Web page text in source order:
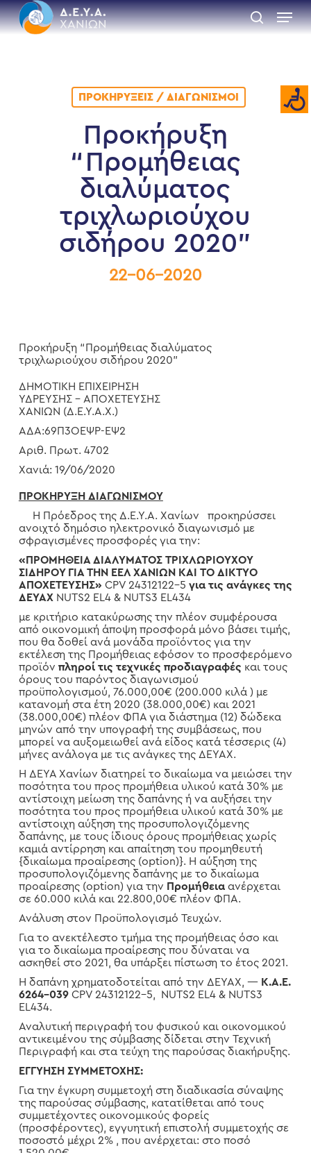
Skip
to
main
search
Menu
ΠΡΟΚΗΡΎΞΕΙΣ / ΔΙΑΓΩΝΙΣΜΟΊ
Προκήρυξη
“Προμήθειας
διαλύματος
τριχλωριούχου
σιδήρου 2020”
22-06-2020
Προκήρυξη “Προμήθειας διαλύματος
τριχλωριούχου σιδήρου 2020”
ΔΗΜΟΤΙΚΗ ΕΠΙΧΕΙΡΗΣΗ
ΥΔΡΕΥΣΗΣ – ΑΠΟΧΕΤΕΥΣΗΣ
ΧΑΝΙΩΝ (Δ.Ε.Υ.Α.Χ.)
ΑΔΑ:69Π3ΟΕΨΡ-ΕΨ2
Αριθ. Πρωτ. 4702
Χανιά: 19/06/2020
ΠΡΟΚΗΡΥΞΗ ΔΙΑΓΩΝΙΣΜΟΥ
H Πρόεδρος της Δ.Ε.Υ.Α. Χανίων προκηρύσσει
ανοιχτό δημόσιο ηλεκτρονικό διαγωνισμό με
σφραγισμένες προσφορές για την:
« ΠΡΟΜΗΘΕΙΑ ΔΙΑΛΥΜΑΤΟΣ ΤΡΙΧΛΩΡΙΟΥΧΟΥ
ΣΙΔΗΡΟΥ ΓΙΑ ΤΗΝ ΕΕΛ ΧΑΝΙΩΝ ΚΑΙ ΤΟ ΔΙΚΤΥΟ
ΑΠΟΧΕΤΕΥΣΗΣ» CPV 24312122-5 για τις ανάγκες της
ΔΕΥΑΧNUTS2 EL4 & NUTS3 EL434
με κριτήριο κατακύρωσης την πλέον συμφέρουσα
από οικονομική άποψη προσφορά μόνο βάσει τιμής,
που θα δοθεί ανά μονάδα προϊόντος για την
εκτέλεση της Προμήθειας εφόσον το προσφερόμενο
προϊόν πληροί τις τεχνικές προδιαγραφές και τους
όρους του παρόντος διαγωνισμού
προϋπολογισμού, 76.000,00€ (200.000 κιλά ) με
κατανομή στα έτη 2020 (38.000,00€) και 2021
(38.000,00€) πλέον ΦΠΑ για διάστημα (12) δώδεκα
μηνών από την υπογραφή της συμβάσεως, που
μπορεί να αυξομειωθεί ανά είδος κατά τέσσερις (4)
μήνες ανάλογα με τις ανάγκες της ΔΕΥΑΧ.
Η ΔΕΥΑ Χανίων διατηρεί το δικαίωμα να μειώσει την
ποσότητα του προς προμήθεια υλικού κατά 30% με
αντίστοιχη μείωση της δαπάνης ή να αυξήσει την
ποσότητα του προς προμήθεια υλικού κατά 30% με
αντίστοιχη αύξηση της προσυπολογιζόμενης
δαπάνης, με τους ίδιους όρους προμήθειας χωρίς
καμιά αντίρρηση και απαίτηση του προμηθευτή
{δικαίωμα προαίρεσης (option)}. Η αύξηση της
προσυπολογιζόμενης δαπάνης με το δικαίωμα
προαίρεσης (option) για την Προμήθειαανέρχεται
σε 60.000 κιλά και 22.800,00€ πλέον ΦΠΑ.
Ανάλυση στον Προϋπολογισμό Τευχών.
Για το ανεκτέλεστο τμήμα της προμήθειας όσο και
για το δικαίωμα προαίρεσης που δύναται να
ασκηθεί στο 2021, θα υπάρξει πίστωση το έτος 2021.
Η δαπάνη χρηματοδοτείται από την ΔΕΥΑΧ, — Κ.Α.Ε.
6264-039CPV 24312122-5, NUTS2 EL4 & NUTS3
EL434.
Αναλυτική περιγραφή του φυσικού και οικονομικού
αντικειμένου της σύμβασης δίδεται στην Τεχνική
Περιγραφή και στα τεύχη της παρούσας διακήρυξης.
ΕΓΓΥΗΣΗ ΣΥΜΜΕΤΟΧΗΣ:
Για την έγκυρη συμμετοχή στη διαδικασία σύναψης
της παρούσας σύμβασης, κατατίθεται από τους
συμμετέχοντες οικονομικούς φορείς
(προσφέροντες), εγγυητική επιστολή συμμετοχής σε
ποσοστό μέχρι 2% , που ανέρχεται: στο ποσό